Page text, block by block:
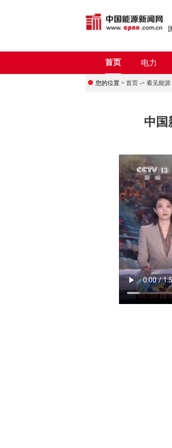
首页 电力
您的位置 > 首页 -> 看见能源
中国